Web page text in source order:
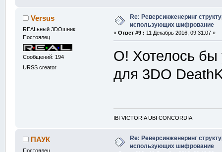
Versus
REALьный 3DOшник
Постоялец
Сообщений: 194
URSS creator
Re: Реверсинженеринг
использующих шифрование
«Ответ #9 : 11 Декабрь 2016, 09:31:07 »
О! Хотелось бы
для 3DO
IBI VICTORIA UBI CONCORDIA
ПАУК
Постоялец
Re: Реверсинженеринг
использующих шифрование